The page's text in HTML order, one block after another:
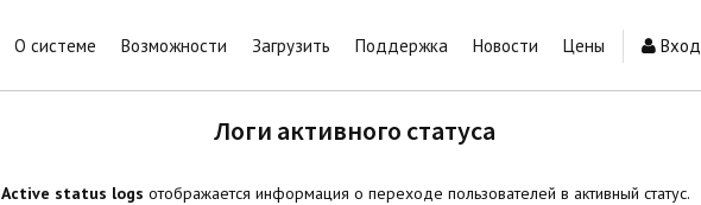
Вход
О системе Возможности Загрузить Поддержка Новости Цены
Логи активного статуса
Active status logs отображается информация о переходе пользователей в активный статус.